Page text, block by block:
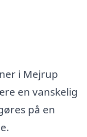
i Mejrup
en vanskelig
på en